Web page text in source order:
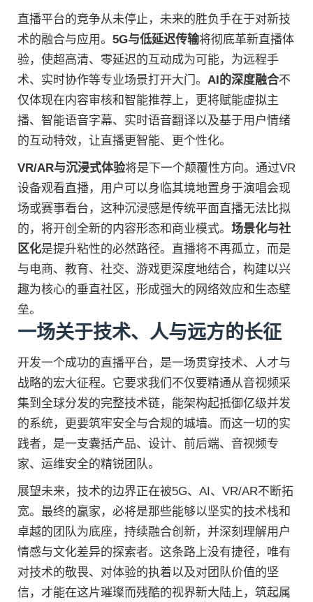
直播平台的竞争从未停止，未来的胜负手在于对新技
术的融合与应用。 5G与低延迟传输将彻底革新直播体
验，使超高清、零延迟的互动成为可能，为远程手
术、实时协作等专业场景打开大门。 AI的深度融合不
仅体现在内容审核和智能推荐上，更将赋能虚拟主
播、智能语音字幕、实时语音翻译以及基于用户情绪
的互动特效，让直播更智能、更个性化。
VR/AR与沉浸式体验将是下一个颠覆性方向。通过VR
设备观看直播，用户可以身临其境地置身于演唱会现
场或赛事看台，这种沉浸感是传统平面直播无法比拟
的，将开创全新的内容形态和商业模式。 场景化与社
区化是提升粘性的必然路径。直播将不再孤立，而是
与电商、教育、社交、游戏更深度地结合，构建以兴
趣为核心的垂直社区，形成强大的网络效应和生态壁
垒。
一场关于技术、人与远方的长征
开发一个成功的直播平台，是一场贯穿技术、人才与
战略的宏大征程。它要求我们不仅要精通从音视频采
集到全球分发的完整技术链，能架构起抵御亿级并发
的系统，更要筑牢安全与合规的城墙。而这一切的实
践者，是一支囊括产品、设计、前后端、音视频专
家、运维安全的精锐团队。
展望未来，技术的边界正在被5G、AI、VR/AR不断拓
宽。最终的赢家，必将是那些能够以坚实的技术栈和
卓越的团队为底座，持续融合创新，并深刻理解用户
情感与文化差异的探索者。这条路上没有捷径，唯有
对技术的敬畏、对体验的执着以及对团队价值的坚
信，才能在这片璀璨而残酷的视界新大陆上，筑起属